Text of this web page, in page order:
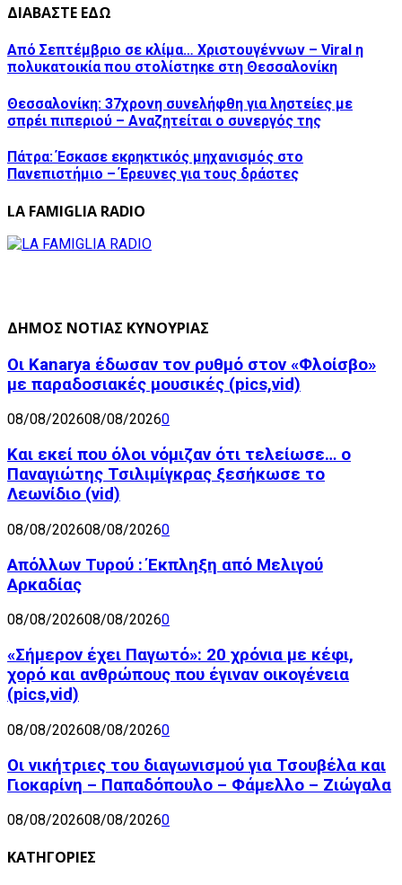
ΔΙΑΒΑΣΤΕ ΕΔΩ
Από Σεπτέμβριο σε κλίμα… Χριστουγέννων – Viral η
πολυκατοικία που στολίστηκε στη Θεσσαλονίκη
Θεσσαλονίκη: 37χρονη συνελήφθη για ληστείες με
σπρέι πιπεριού – Αναζητείται ο συνεργός της
Πάτρα: Έσκασε εκρηκτικός μηχανισμός στο
Πανεπιστήμιο – Έρευνες για τους δράστες
LA FAMIGLIA RADIO
ΔΗΜΟΣ ΝΟΤΙΑΣ ΚΥΝΟΥΡΙΑΣ
Οι Kanarya έδωσαν τον ρυθμό στον «Φλοίσβο»
με παραδοσιακές μουσικές (pics,vid)
08/08/202608/08/20260
Και εκεί που όλοι νόμιζαν ότι τελείωσε… ο
Παναγιώτης Τσιλιμίγκρας ξεσήκωσε το
Λεωνίδιο (vid)
08/08/202608/08/20260
Απόλλων Τυρού : Έκπληξη από Μελιγού
Αρκαδίας
08/08/202608/08/20260
«Σήμερον έχει Παγωτό»: 20 χρόνια με κέφι,
χορό και ανθρώπους που έγιναν οικογένεια
(pics,vid)
08/08/202608/08/20260
Οι νικήτριες του διαγωνισμού για Τσουβέλα και
Γιοκαρίνη – Παπαδόπουλο – Φάμελλο – Ζιώγαλα
08/08/202608/08/20260
ΚΑΤΗΓΟΡΙΕΣ